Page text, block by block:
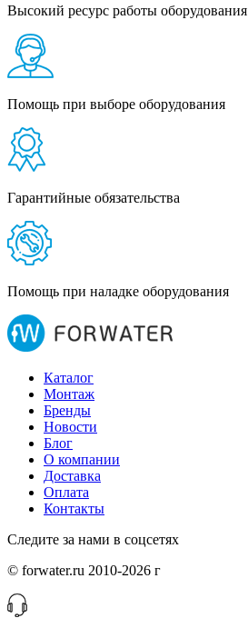
Высокий ресурс работы оборудования
Помощь при выборе оборудования
Гарантийные обязательства
Помощь при наладке оборудования
Каталог
Монтаж
Бренды
Новости
Блог
О компании
Доставка
Оплата
Контакты
Следите за нами в соцсетях
© forwater.ru 2010-2026 г